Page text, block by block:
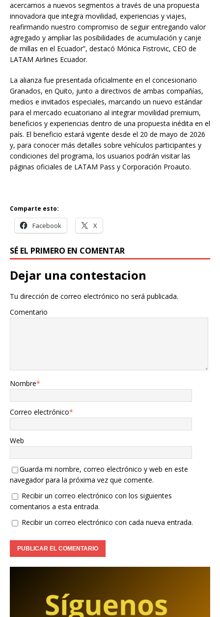
acercarnos a nuevos segmentos a través de una propuesta
innovadora que integra movilidad, experiencias y viajes,
reafirmando nuestro compromiso de seguir entregando valor
agregado y ampliar las posibilidades de acumulación y canje
de millas en el Ecuador”, destacó Mónica Fistrovic, CEO de
LATAM Airlines Ecuador.
La alianza fue presentada oficialmente en el concesionario
Granados, en Quito, junto a directivos de ambas compañías,
medios e invitados especiales, marcando un nuevo estándar
para el mercado ecuatoriano al integrar movilidad premium,
beneficios y experiencias dentro de una propuesta inédita en el
país. El beneficio estará vigente desde el 20 de mayo de 2026
y, para conocer más detalles sobre vehículos participantes y
condiciones del programa, los usuarios podrán visitar las
páginas oficiales de LATAM Pass y Corporación Proauto.
Comparte esto:
Facebook X
SÉ EL PRIMERO EN COMENTAR
Dejar una contestacion
Tu dirección de correo electrónico no será publicada.
Comentario
Nombre*
Correo electrónico*
Web
Guarda mi nombre, correo electrónico y web en este
navegador para la próxima vez que comente.
Recibir un correo electrónico con los siguientes
comentarios a esta entrada.
Recibir un correo electrónico con cada nueva entrada.